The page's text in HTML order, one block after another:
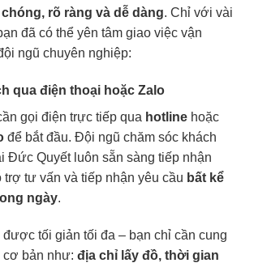
rõ ràng và dễ dàng. Chỉ với vài
đã có thể yên tâm giao việc vận
ngũ chuyên nghiệp:
qua điện thoại hoặc Zalo
gọi điện trực tiếp qua hotline hoặc
để bắt đầu. Đội ngũ chăm sóc khách
Đức Quyết luôn sẵn sàng tiếp nhận
trợ tư vấn và tiếp nhận yêu cầu bất kể
ngày.
được tối giản tối đa – bạn chỉ cần cung
cơ bản như: địa chỉ lấy đồ, thời gian